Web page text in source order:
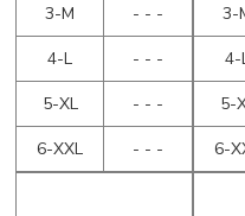
3-M
- - -
4-L
- - -
5-XL
- - -
6-XXL
- - -
3-
4-
5-
6-